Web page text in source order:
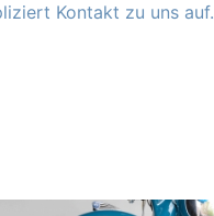
Kontakt zu uns auf.